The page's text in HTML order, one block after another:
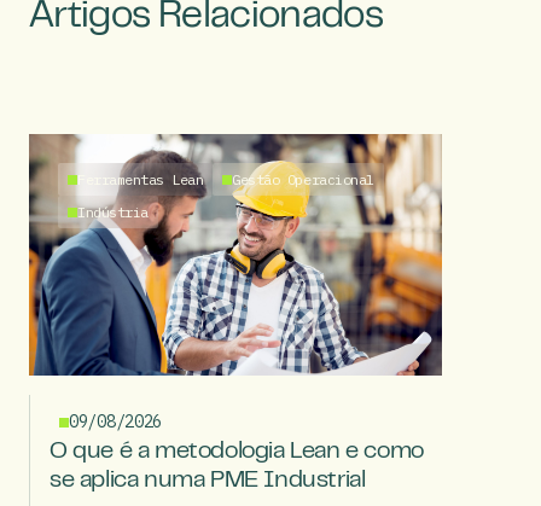
Artigos Relacionados
Ferramentas Lean
Gestão Operacional
Indústria
09/08/2026
O que é a metodologia Lean e como
se aplica numa PME Industrial